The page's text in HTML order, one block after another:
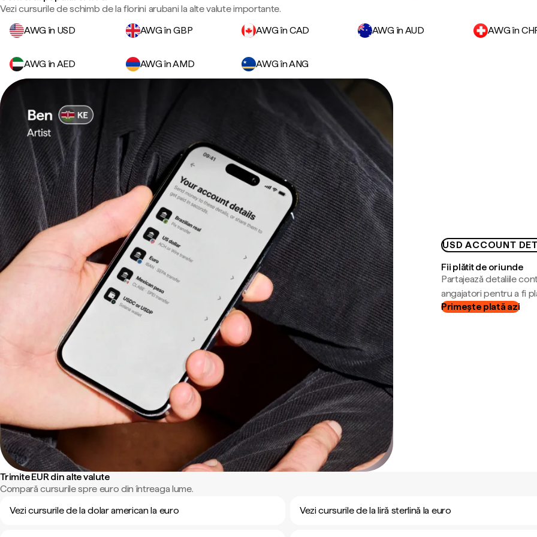
Vezi cursurile de schimb de la florini arubani la alte valute importante.
AWG în USD
AWG în GBP AWG în CAD AWG în AUD AWG în
AWG în AED AWG în AMD AWG în ANG
USD ACCOUNT
Fii plătit de oriunde
Partajează detaliile
angajatori pentru a fi
Primește plată azi
Trimite EUR din alte valute
Compară cursurile spre euro din întreaga lume.
Vezi cursurile de la dolar american la euro
Vezi cursurile de la liră sterlină la euro